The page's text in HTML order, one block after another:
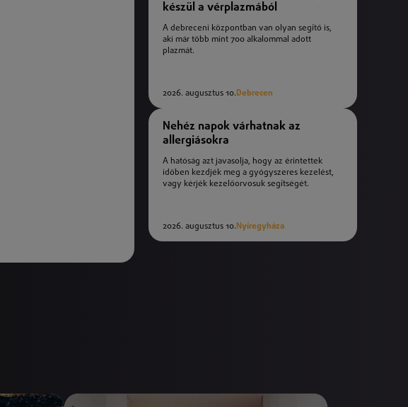
készül a vérplazmából
A debreceni központban van olyan segítő is,
aki már több mint 700 alkalommal adott
plazmát.
2026. augusztus 10.Debrecen
Nehéz napok várhatnak az
allergiásokra
A hatóság azt javasolja, hogy az érintettek
időben kezdjék meg a gyógyszeres kezelést,
vagy kérjék kezelőorvosuk segítségét.
2026. augusztus 10. Nyíregyháza